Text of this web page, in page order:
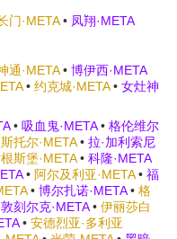
门·META• 凤翔·META
通·META• 博伊西·META
• 约克城·META• 女灶神
• 吸血鬼·META• 格伦维尔
托尔·META• 拉·加利索尼
斯堡·META• 科隆·META
• 阿尔及利亚·META• 福
• 博尔扎诺·META• 格
敦刻尔克·META• 伊丽莎白
• 安德烈亚·多利亚